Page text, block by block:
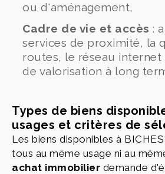
ou d'aménagement,
Cadre de vie et accès :
services de proximité, la
routes, le réseau
de valorisation à long
Types de biens
usages et critères de
Les biens disponibles à
tous au même usage ni au
achat immobilier demande